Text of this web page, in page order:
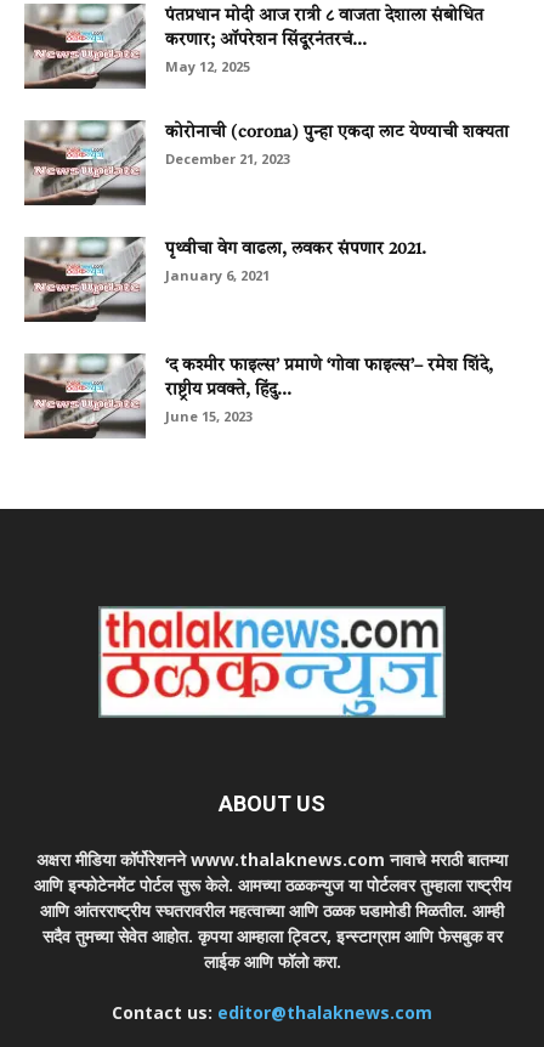
पंतप्रधान मोदी आज रात्री ८ वाजता देशाला संबोधित
करणार; ऑपरेशन सिंदूरनंतरचं...
May 12, 2025
कोरोनाची (corona) पुन्हा एकदा लाट येण्याची शक्यता
December 21, 2023
पृथ्वीचा वेग वाढला, लवकर संपणार 2021.
January 6, 2021
‘द कश्मीर फाइल्स’ प्रमाणे ‘गोवा फाइल्स’– रमेश शिंदे,
राष्ट्रीय प्रवक्ते, हिंदु...
June 15, 2023
ABOUT US
अक्षरा मीडिया कॉर्पोरेशनने www.thalaknews.com नावाचे मराठी बातम्या
आणि इन्फोटेनमेंट पोर्टल सुरू केले. आमच्या ठळकन्युज या पोर्टलवर तुम्हाला राष्ट्रीय
आणि आंतरराष्ट्रीय स्घतरावरील महत्वाच्या आणि ठळक घडामोडी मिळतील. आम्ही
सदैव तुमच्या सेवेत आहोत. कृपया आम्हाला ट्विटर, इन्स्टाग्राम आणि फेसबुक वर
लाईक आणि फॉलो करा.
Contact us: editor@thalaknews.com